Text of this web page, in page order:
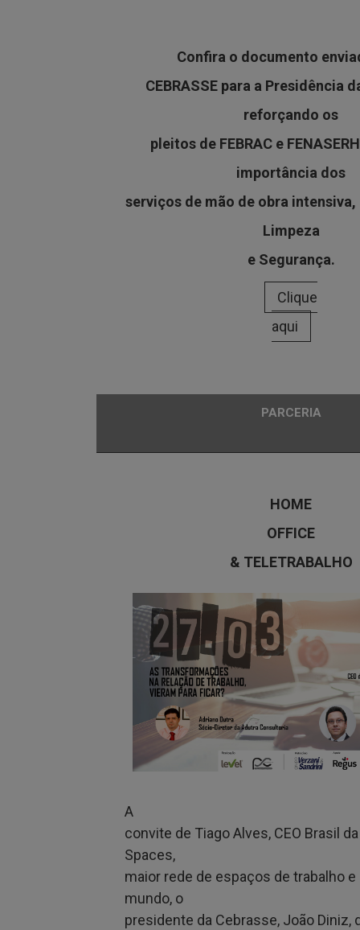
Confira o documento
CEBRASSE para a Presidência
reforçando os
pleitos de FEBRAC e
importância dos
serviços de mão de obra
Limpeza
e Segurança.
Clique
aqui
PARCERIA
HOME
OFFICE
& TELETRABALHO
A
convite de Tiago Alves, CEO Brasil
Spaces,
maior rede de espaços de trabalho
mundo, o
presidente da Cebrasse, João Diniz,